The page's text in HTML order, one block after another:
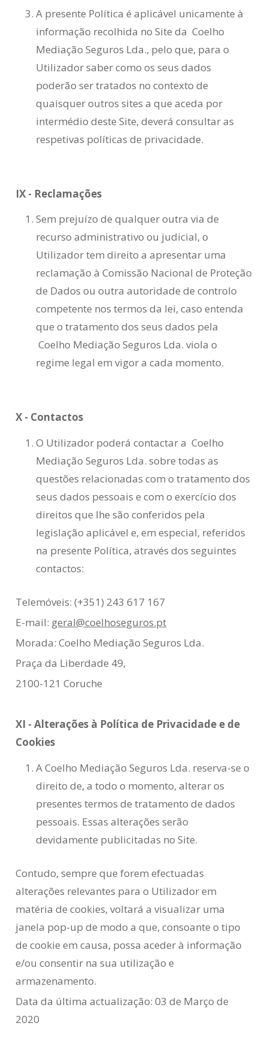
A presente Política é aplicável unicamente à
informação recolhida no Site da Coelho
Mediação Seguros Lda., pelo que, para o
Utilizador saber como os seus dados
poderão ser tratados no contexto de
quaisquer outros sites a que aceda por
intermédio deste Site, deverá consultar as
respetivas políticas de privacidade.
IX - Reclamações
Sem prejuízo de qualquer outra via de
recurso administrativo ou judicial, o
Utilizador tem direito a apresentar uma
reclamação à Comissão Nacional de Proteção
de Dados ou outra autoridade de controlo
competente nos termos da lei, caso entenda
que o tratamento dos seus dados pela
Coelho Mediação Seguros Lda. viola o
regime legal em vigor a cada momento.
X - Contactos
O Utilizador poderá contactar a Coelho
Mediação Seguros Lda. sobre todas as
questões relacionadas com o tratamento dos
seus dados pessoais e com o exercício dos
direitos que lhe são conferidos pela
legislação aplicável e, em especial, referidos
na presente Política, através dos seguintes
contactos:
Telemóveis: (+351) 243 617 167
E-mail: geral@coelhoseguros.pt
Morada: Coelho Mediação Seguros Lda.
Praça da Liberdade 49,
2100-121 Coruche
XI - Alterações à Política de Privacidade e de
Cookies
A Coelho Mediação Seguros Lda. reserva-se o
direito de, a todo o momento, alterar os
presentes termos de tratamento de dados
pessoais. Essas alterações serão
devidamente publicitadas no Site.
Contudo, sempre que forem efectuadas
alterações relevantes para o Utilizador em
matéria de cookies, voltará a visualizar uma
janela pop-up de modo a que, consoante o tipo
de cookie em causa, possa aceder à informação
e/ou consentir na sua utilização e
armazenamento.
Data da última actualização: 03 de Março de
2020